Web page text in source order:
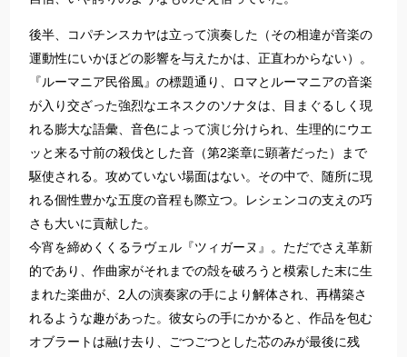
後半、コパチンスカヤは立って演奏した（その相違が音楽の
運動性にいかほどの影響を与えたかは、正直わからない）。
『ルーマニア民俗風』の標題通り、ロマとルーマニアの音楽
が入り交ざった強烈なエネスクのソナタは、目まぐるしく現
れる膨大な語彙、音色によって演じ分けられ、生理的にウエ
ッと来る寸前の殺伐とした音（第2楽章に顕著だった）まで
駆使される。攻めていない場面はない。その中で、随所に現
れる個性豊かな五度の音程も際立つ。レシェンコの支えの巧
さも大いに貢献した。
今宵を締めくくるラヴェル『ツィガーヌ』。ただでさえ革新
的であり、作曲家がそれまでの殻を破ろうと模索した末に生
まれた楽曲が、2人の演奏家の手により解体され、再構築さ
れるような趣があった。彼女らの手にかかると、作品を包む
オブラートは融け去り、ごつごつとした芯のみが最後に残